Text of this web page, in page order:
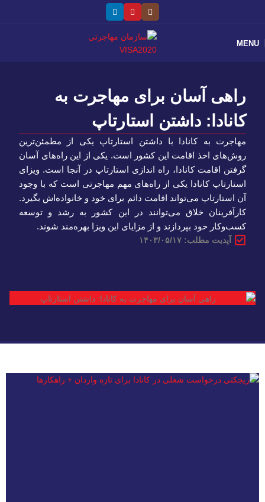
MENU
راهی آسان برای مهاجرت به
کانادا: داشتن استارتاپ
مهاجرت به کانادا با داشتن استارتاپ یکی از مطمئن‌ترین
روش‌های اخذ اقامت این کشور است. یکی از این راه‌های آسان
گرفتن اقامت کانادا، راه اندازی استارتاپ در آنجا است. ویزای
استارتاپ کانادا یکی از راه‌های مهم مهاجرتی است که با وجود
آن استارتاپ می‌تواند اقامت دائم برای خود و خانواده‌اش بگیرد.
کارآفرینان خلاق می‌توانند در این کشور به رشد و توسعه
کسب‌و‌کار خود بپردازند و از مزایای این ویزا بهره‌مند شوند.
آپدیت مطلب: ۱۴۰۳/۰۵/۱۷